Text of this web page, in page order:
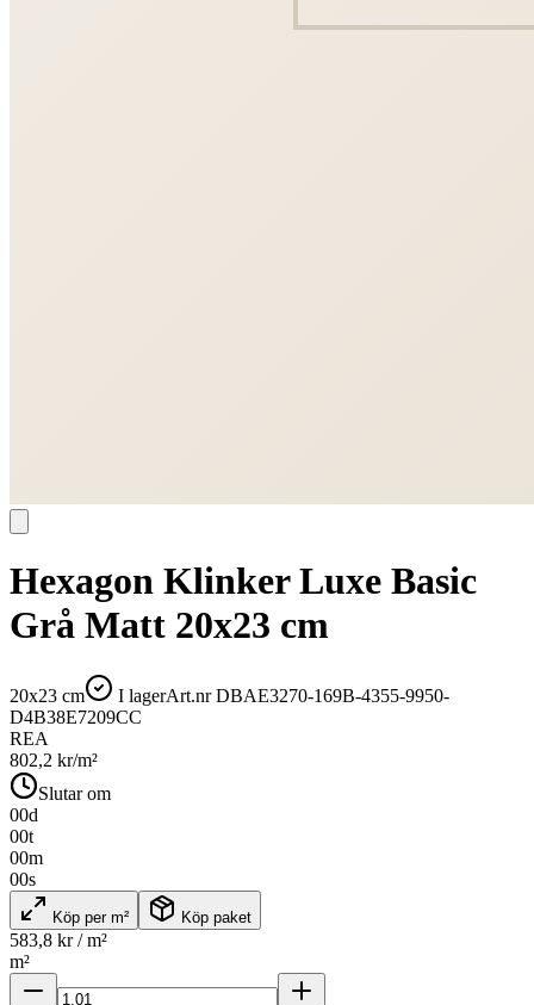
Hexagon Klinker Luxe Basic
Grå Matt 20x23 cm
20x23 cm I lagerArt.nrDBAE3270-169B-4355-9950-
D4B38E7209CC
REA
802,2 kr/m²
Slutar om
00d
00t
00m
00s
Köp per m² Köp paket
583,8 kr / m²
m²